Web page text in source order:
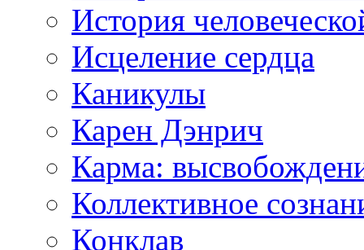
История
Исцеление сердца
Каникулы
Карен Дэнрич
Карма:
Коллективное
Конклав